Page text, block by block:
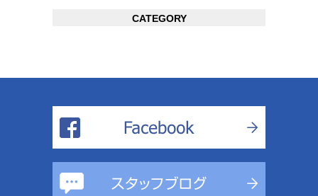
CATEGORY